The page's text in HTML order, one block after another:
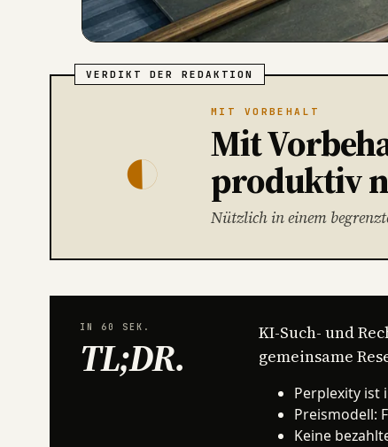
VERDIKT DER REDAKTION
◐
MIT VORBEHALT
Mit
produktiv
Nützlich in einem
IN 60 SEK.
TL;DR.
KI-Such- und
gemeinsame
Perplexity ist
Preismodell:
Keine